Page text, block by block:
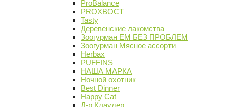
ProBalance
PROХВОСТ
Tasty
Деревенские лакомства
Зоогурман ЕМ БЕЗ ПРОБЛЕМ
Зоогурман Мясное ассорти
Herbax
PUFFINS
НАША МАРКА
Ночной охотник
Best Dinner
Happy Cat
Д-р Клаудер